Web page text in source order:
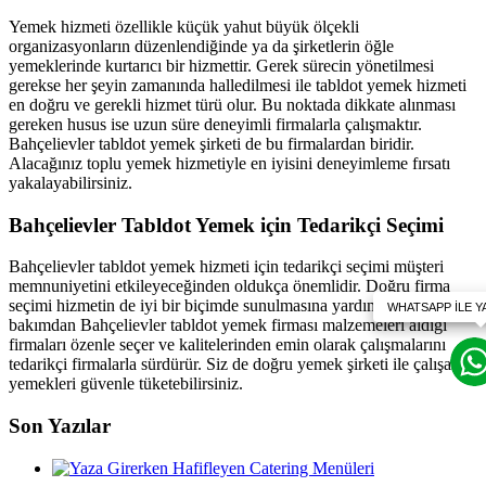
Yemek hizmeti özellikle küçük yahut büyük ölçekli
organizasyonların düzenlendiğinde ya da şirketlerin öğle
yemeklerinde kurtarıcı bir hizmettir. Gerek sürecin yönetilmesi
gerekse her şeyin zamanında halledilmesi ile tabldot yemek hizmeti
en doğru ve gerekli hizmet türü olur. Bu noktada dikkate alınması
gereken husus ise uzun süre deneyimli firmalarla çalışmaktır.
Bahçelievler tabldot yemek şirketi de bu firmalardan biridir.
Alacağınız toplu yemek hizmetiyle en iyisini deneyimleme fırsatı
yakalayabilirsiniz.
Bahçelievler Tabldot Yemek için Tedarikçi Seçimi
Bahçelievler tabldot yemek hizmeti için tedarikçi seçimi müşteri
memnuniyetini etkileyeceğinden oldukça önemlidir. Doğru firma
seçimi hizmetin de iyi bir biçimde sunulmasına yardımcı olur. Bu
bakımdan Bahçelievler tabldot yemek firması malzemeleri aldığı
firmaları özenle seçer ve kalitelerinden emin olarak çalışmalarını
tedarikçi firmalarla sürdürür. Siz de doğru yemek şirketi ile çalışarak
yemekleri güvenle tüketebilirsiniz.
Son Yazılar